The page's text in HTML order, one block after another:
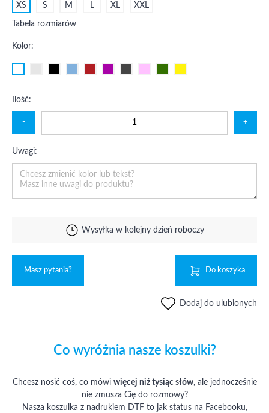
XS S M L XL XXL
Tabela rozmiarów
Kolor:
Ilość:
- +
Uwagi:
Wysyłka w kolejny dzień roboczy
Masz pytania? Do koszyka
Dodaj do ulubionych
Co wyróżnia nasze koszulki?
Chcesz nosić coś, co mówi więcej niż tysiąc słów, ale jednocześnie
nie zmusza Cię do rozmowy?
Nasza koszulka z nadrukiem DTF to jak status na Facebooku,